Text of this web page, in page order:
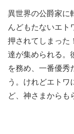
異世界の公爵家に
んどもたないエト
押されてしまった
達が集められる。
を務め、一番優秀
う。けれどエトワ
ど、神さまから